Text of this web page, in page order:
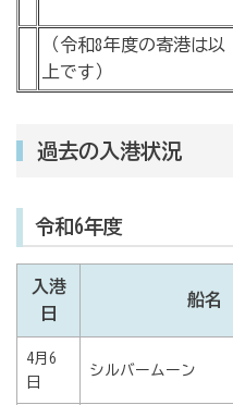
（令和8年度の寄港は以
上です）
過去の入港状況
令和6年度
入港
日
船名
4月6
日
シルバームーン